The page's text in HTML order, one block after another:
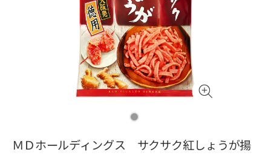
ＭＤホールディングス サクサク紅しょうが揚